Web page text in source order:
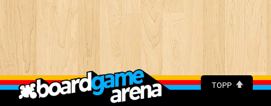
TOPP